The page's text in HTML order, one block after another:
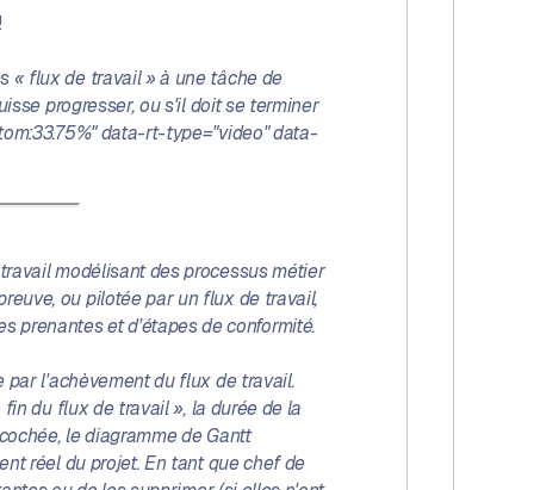
« flux de travail » à une tâche de
progresser, ou s'il doit se terminer
data-rt-type="video" data-
modélisant des processus métier
ou pilotée par un flux de travail,
prenantes et d'étapes de conformité.
par l'achèvement du flux de travail.
du flux de travail », la durée de la
le diagramme de Gantt
réel du projet. En tant que chef de